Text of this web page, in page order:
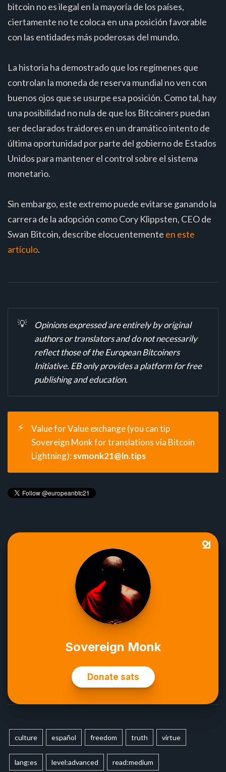
bitcoin no es ilegal en la mayoría de los países,
ciertamente no te coloca en una posición favorable
con las entidades más poderosas del mundo.
La historia ha demostrado que los regímenes que
controlan la moneda de reserva mundial no ven con
buenos ojos que se usurpe esa posición. Como tal, hay
una posibilidad no nula de que los Bitcoiners puedan
ser declarados traidores en un dramático intento de
última oportunidad por parte del gobierno de Estados
Unidos para mantener el control sobre el sistema
monetario.
Sin embargo, este extremo puede evitarse ganando la
carrera de la adopción como Cory Klippsten, CEO de
Swan Bitcoin, describe elocuentemente en este
artículo.
💡
Opinions expressed are entirely by original
authors or translators and do not necessarily
reflect those of the European Bitcoiners
Initiative. EB only provides a platform for free
publishing and education.
⚡
Value for Value exchange (you can tip
Sovereign Monk for translations via Bitcoin
Lightning):svmonk21@ln.tips
culture español freedom truth virtue
lang:es level:advanced read:medium